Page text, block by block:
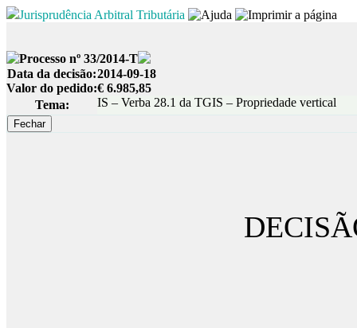
Jurisprudência Arbitral Tributária
Processo nº 33/2014-T
Data da decisão:2014-09-18
Valor do pedido:€ 6.985,85
Tema:
IS – Verba 28.1 da TGIS – Propriedade vertical